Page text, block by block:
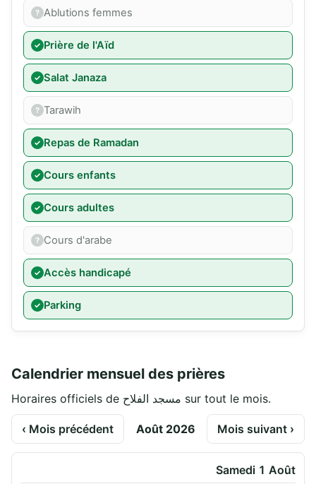
Ablutions femmes
Prière de l'Aïd
Salat Janaza
Tarawih
Repas de Ramadan
Cours enfants
Cours adultes
Cours d'arabe
Accès handicapé
Parking
Calendrier mensuel des prières
Horaires officiels de مسجد الفلاح sur tout le mois.
‹ Mois précédent Août 2026 Mois suivant ›
Samedi 1 Août